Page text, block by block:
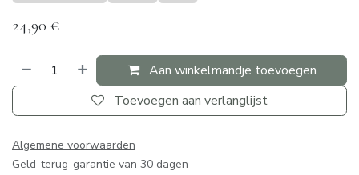
24,90 €
Aan winkelmandje toevoegen
Toevoegen aan verlanglijst
Algemene voorwaarden
Geld-terug-garantie van 30 dagen